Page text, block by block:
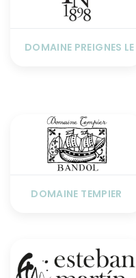
DOMAINE PREIGNES LE
DOMAINE TEMPIER